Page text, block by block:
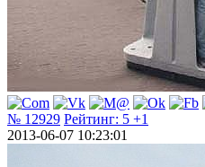
№ 12929 Рейтинг: 5 +1
2013-06-07 10:23:01